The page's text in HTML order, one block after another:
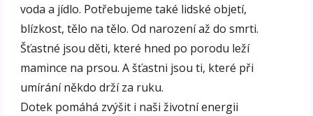
voda a jídlo. Potřebujeme také lidské objetí,
blízkost, tělo na tělo. Od narození až do smrti.
Šťastné jsou děti, které hned po porodu leží
mamince na prsou. A šťastni jsou ti, které při
umírání někdo drží za ruku.
Dotek pomáhá zvýšit i naši životní energii